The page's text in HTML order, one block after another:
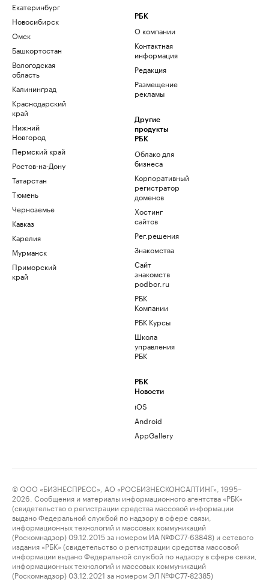
Екатеринбург
Новосибирск
Омск
Башкортостан
Вологодская
область
Калининград
Краснодарский
край
Нижний
Новгород
Пермский край
Ростов-на-Дону
Татарстан
Тюмень
Черноземье
Кавказ
Карелия
Мурманск
Приморский
край
РБК
О компании
Контактная
информация
Редакция
Размещение
рекламы
Другие
продукты
РБК
Облако для
бизнеса
Корпоративный
регистратор
доменов
Хостинг
сайтов
Рег.решения
Знакомства
Сайт
знакомств
podbor.ru
РБК
Компании
РБК Курсы
Школа
управления
РБК
РБК
Новости
iOS
Android
AppGallery
© ООО «БИЗНЕСПРЕСС», АО «РОСБИЗНЕСКОНСАЛТИНГ», 1995–
2026. Сообщения и материалы информационного агентства «РБК»
(свидетельство о регистрации средства массовой информации
выдано Федеральной службой по надзору в сфере связи,
информационных технологий и массовых коммуникаций
(Роскомнадзор) 09.12.2015 за номером ИА №ФС77-63848) и сетевого
издания «РБК» (свидетельство о регистрации средства массовой
информации выдано Федеральной службой по надзору в сфере связи,
информационных технологий и массовых коммуникаций
(Роскомнадзор) 03.12.2021 за номером ЭЛ №ФС77-82385)